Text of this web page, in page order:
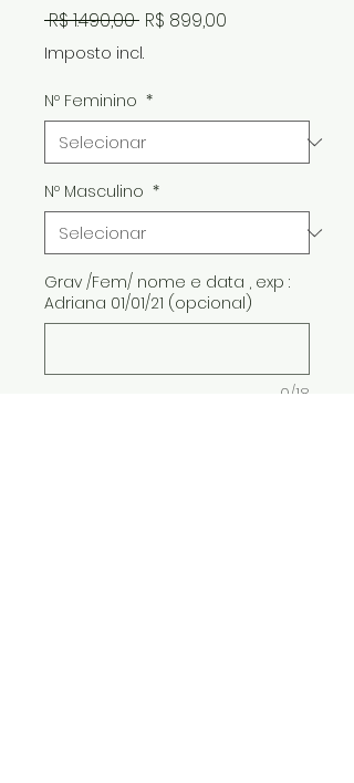
R$ 1.490,00 Preço
normal
R$ 899,00
Imposto incl.
Nº Feminino *
Nº Masculino *
Grav /Fem/ nome e data , exp :
Adriana 01/01/21 (opcional)
0/18